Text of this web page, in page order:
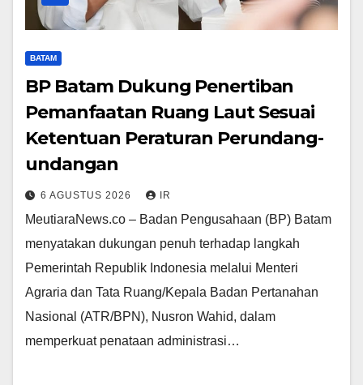
BATAM
BP Batam Dukung Penertiban
Pemanfaatan Ruang Laut Sesuai
Ketentuan Peraturan Perundang-
undangan
6 AGUSTUS 2026 IR
MeutiaraNews.co – Badan Pengusahaan (BP) Batam
menyatakan dukungan penuh terhadap langkah
Pemerintah Republik Indonesia melalui Menteri
Agraria dan Tata Ruang/Kepala Badan Pertanahan
Nasional (ATR/BPN), Nusron Wahid, dalam
memperkuat penataan administrasi…